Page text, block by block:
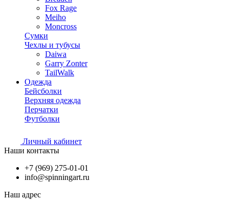
Fox Rage
Meiho
Moncross
Сумки
Чехлы и тубусы
Daiwa
Garry Zonter
TailWalk
Одежда
Бейсболки
Верхняя одежда
Перчатки
Футболки
Личный кабинет
Наши контакты
+7 (969) 275-01-01
info@spinningart.ru
Наш адрес